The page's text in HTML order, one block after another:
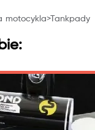
motocykla>Tankpady